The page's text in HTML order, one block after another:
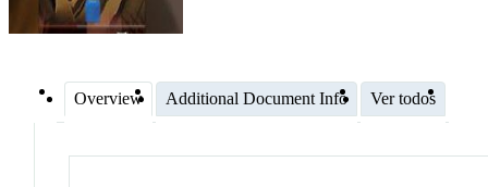
Overview Additional Document Info Ver todos